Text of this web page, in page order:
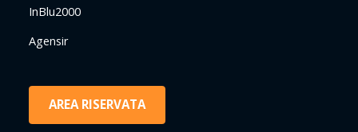
InBlu2000
Agensir
AREA RISERVATA